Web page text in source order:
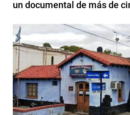
un documental de más de